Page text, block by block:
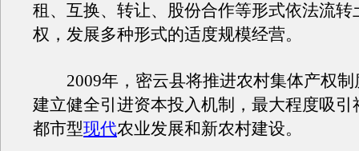
租、互换、转让、股份合作等形式依法流转
权，发展多种形式的适度规模经营。
2009年，密云县将推进农村集体产权制
建立健全引进资本投入机制，最大程度吸引
都市型现代农业发展和新农村建设。